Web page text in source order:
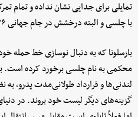
تمایلی برای جدایی نشان نداده و تمام
با چلسی و البته درخشش در جام جهانی ۲۰۲۶ گذاشته است.
بارسلونا که به دنبال نوسازی خط حمله
محکمی به نام چلسی برخورد کرده
لندنی‌ها و قرارداد طولانی‌مدت پدرو، به
گزینه‌های دیگر لیست خود بروند. در